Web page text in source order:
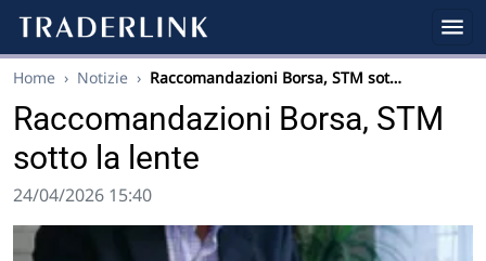
Home › Notizie › Raccomandazioni Borsa, STM sot…
Raccomandazioni Borsa, STM
sotto la lente
24/04/2026 15:40